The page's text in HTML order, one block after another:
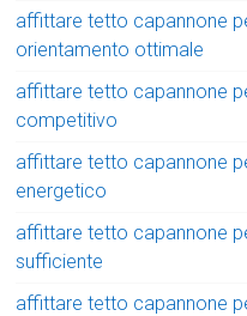
affittare tetto capannone
orientamento ottimale
affittare tetto capannone
competitivo
affittare tetto capannone
energetico
affittare tetto capannone
sufficiente
affittare tetto capannone